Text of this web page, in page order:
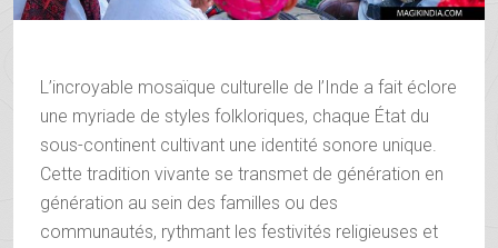
L’incroyable mosaïque culturelle de l’Inde a fait éclore
une myriade de styles folkloriques, chaque État du
sous-continent cultivant une identité sonore unique.
Cette tradition vivante se transmet de génération en
génération au sein des familles ou des
communautés, rythmant les festivités religieuses et